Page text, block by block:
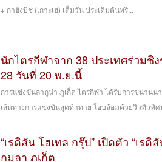
+ กาฮังบีช (เกาะเฮ) เต็มวัน ประเดิมต้นทริ...
นักไตรกีฬาจาก 38 ประเทศร่วมชิ
28 วันที่ 20 พ.ย.นี้
การแข่งขันลากูน่า ภูเก็ต ไตรกีฬา ได้รับการขนาน
เส้นทางการแข่งขันสุดท้าทาย โอบล้อมด้วยวิวทิวทัศ
“เรดิสัน โฮเทล กรุ๊ป” เปิดตัว “เร
กมลา ภูเก็ต